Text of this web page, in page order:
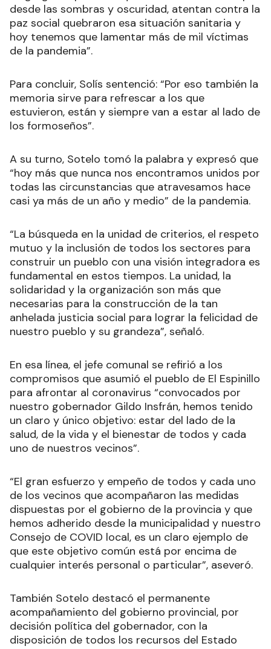
desde las sombras y oscuridad, atentan contra la
paz social quebraron esa situación sanitaria y
hoy tenemos que lamentar más de mil víctimas
de la pandemia”.
Para concluir, Solís sentenció: “Por eso también la
memoria sirve para refrescar a los que
estuvieron, están y siempre van a estar al lado de
los formoseños”.
A su turno, Sotelo tomó la palabra y expresó que
“hoy más que nunca nos encontramos unidos por
todas las circunstancias que atravesamos hace
casi ya más de un año y medio” de la pandemia.
“La búsqueda en la unidad de criterios, el respeto
mutuo y la inclusión de todos los sectores para
construir un pueblo con una visión integradora es
fundamental en estos tiempos. La unidad, la
solidaridad y la organización son más que
necesarias para la construcción de la tan
anhelada justicia social para lograr la felicidad de
nuestro pueblo y su grandeza”, señaló.
En esa línea, el jefe comunal se refirió a los
compromisos que asumió el pueblo de El Espinillo
para afrontar al coronavirus “convocados por
nuestro gobernador Gildo Insfrán, hemos tenido
un claro y único objetivo: estar del lado de la
salud, de la vida y el bienestar de todos y cada
uno de nuestros vecinos”.
“El gran esfuerzo y empeño de todos y cada uno
de los vecinos que acompañaron las medidas
dispuestas por el gobierno de la provincia y que
hemos adherido desde la municipalidad y nuestro
Consejo de COVID local, es un claro ejemplo de
que este objetivo común está por encima de
cualquier interés personal o particular”, aseveró.
También Sotelo destacó el permanente
acompañamiento del gobierno provincial, por
decisión política del gobernador, con la
disposición de todos los recursos del Estado